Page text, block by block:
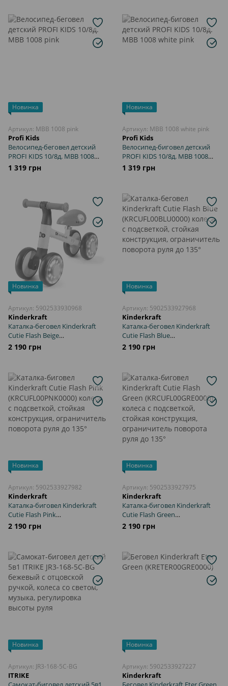
Новинка
Артикул: MBB 1008 pink
Profi Kids
Велосипед-беговел детский
PROFI KIDS 10/8д. MBB 1008
pink
1 319 грн
Новинка
Артикул: MBB 1008 white pink
Profi Kids
Велосипед-биговел детский
PROFI KIDS 10/8д. MBB 1008
white pink
1 319 грн
Новинка
Артикул: 5902533930968
Kinderkraft
Каталка-беговел Kinderkraft
Cutie Flash Beige
(KRCUFL00BEG0000) колеса с
подсветкой, стойкая
поворота руля до 135°
2 190 грн
Новинка
Артикул: 5902533927968
Kinderkraft
Каталка-беговел Kinderkraft
Cutie Flash Blue
(KRCUFL00BLU0000) колеса с
подсветкой, стойкая
поворота руля до 135°
2 190 грн
Новинка
Артикул: 5902533927982
Kinderkraft
Каталка-биговел Kinderkraft
Cutie Flash Pink
(KRCUFL00PNK0000) колеса с
подсветкой, стойкая
поворота руля до 135°
2 190 грн
Новинка
Артикул: 5902533927975
Kinderkraft
Каталка-биговел Kinderkraft
Cutie Flash Green
(KRCUFL00GRE0000) колеса с
подсветкой, стойкая
поворота руля до 135°
2 190 грн
Новинка
Артикул: JR3-168-5С-BG
ITRIKE
Новинка
Артикул: 5902533927227
Kinderkraft